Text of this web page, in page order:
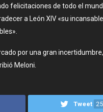
felicitaciones de todo el
a León XIV «su
por una gran
Meloni.
Tweet